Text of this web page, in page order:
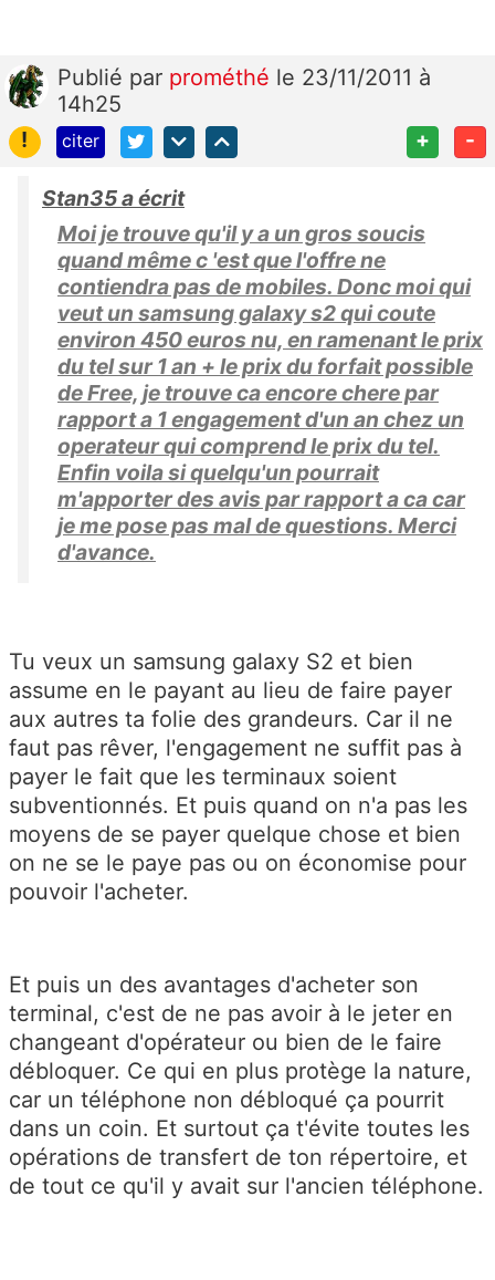
Publié par prométhé le 23/11/2011 à
14h25
!
citer + -
Stan35 a écrit
Moi je trouve qu'il y a un gros soucis
quand même c 'est que l'offre ne
contiendra pas de mobiles. Donc moi qui
veut un samsung galaxy s2 qui coute
environ 450 euros nu, en ramenant le prix
du tel sur 1 an + le prix du forfait possible
de Free, je trouve ca encore chere par
rapport a 1 engagement d'un an chez un
operateur qui comprend le prix du tel.
Enfin voila si quelqu'un pourrait
m'apporter des avis par rapport a ca car
je me pose pas mal de questions. Merci
d'avance.
Tu veux un samsung galaxy S2 et bien
assume en le payant au lieu de faire payer
aux autres ta folie des grandeurs. Car il ne
faut pas rêver, l'engagement ne suffit pas à
payer le fait que les terminaux soient
subventionnés. Et puis quand on n'a pas les
moyens de se payer quelque chose et bien
on ne se le paye pas ou on économise pour
pouvoir l'acheter.
Et puis un des avantages d'acheter son
terminal, c'est de ne pas avoir à le jeter en
changeant d'opérateur ou bien de le faire
débloquer. Ce qui en plus protège la nature,
car un téléphone non débloqué ça pourrit
dans un coin. Et surtout ça t'évite toutes les
opérations de transfert de ton répertoire, et
de tout ce qu'il y avait sur l'ancien téléphone.